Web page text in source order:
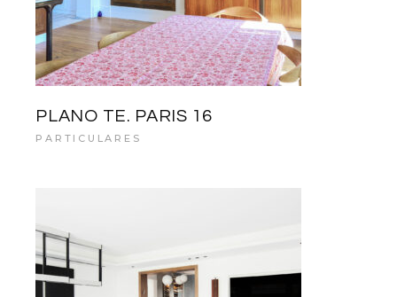
PLANO TE. PARIS 16
PARTICULARES